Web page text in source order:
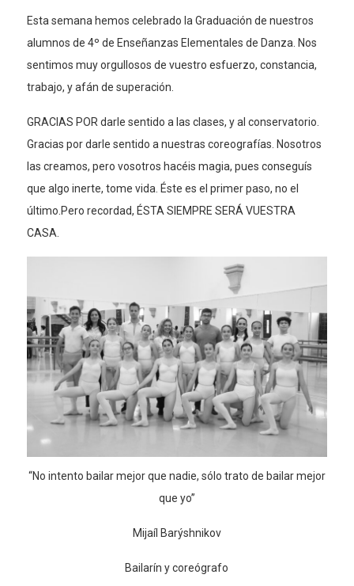
Esta semana hemos celebrado la Graduación de nuestros
alumnos de 4º de Enseñanzas Elementales de Danza. Nos
sentimos muy orgullosos de vuestro esfuerzo, constancia,
trabajo, y afán de superación.
GRACIAS POR darle sentido a las clases, y al conservatorio.
Gracias por darle sentido a nuestras coreografías. Nosotros
las creamos, pero vosotros hacéis magia, pues conseguís
que algo inerte, tome vida. Éste es el primer paso, no el
último.Pero recordad, ÉSTA SIEMPRE SERÁ VUESTRA
CASA.
“No intento bailar mejor que nadie, sólo trato de bailar mejor
que yo”
Mijaíl Barýshnikov
Bailarín y coreógrafo